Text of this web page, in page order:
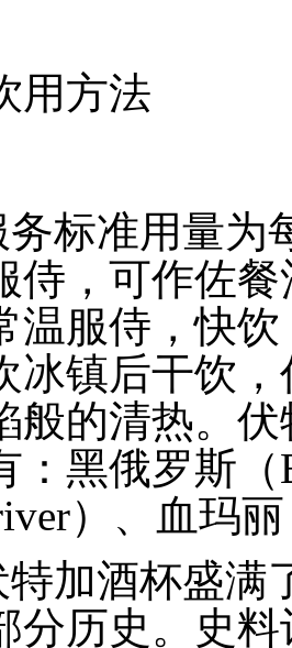
用方法
标准用量为
侍，可作佐
温服侍，快
冰镇后干饮
般的清热。
：黑俄罗斯（
）、血玛
加酒杯盛满
分历史。史